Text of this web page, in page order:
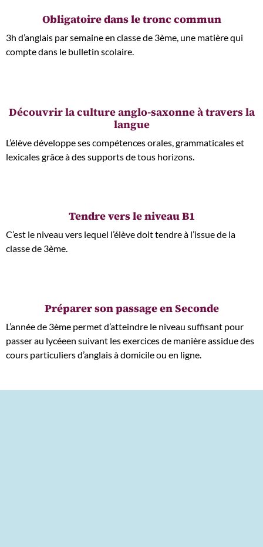
Obligatoire dans le tronc commun
3h d’anglais par semaine en classe de 3ème, une matière qui
compte dans le bulletin scolaire.
Découvrir la culture anglo-saxonne à travers la
langue
L’élève développe ses compétences orales, grammaticales et
lexicales grâce à des supports de tous horizons.
Tendre vers le niveau B1
C’est le niveau vers lequel l’élève doit tendre à l’issue de la
classe de 3ème.
Préparer son passage en Seconde
L’année de 3ème permet d’atteindre le niveau suffisant pour
passer au lycéeen suivant les exercices de manière assidue des
cours particuliers d’anglais à domicile ou en ligne.